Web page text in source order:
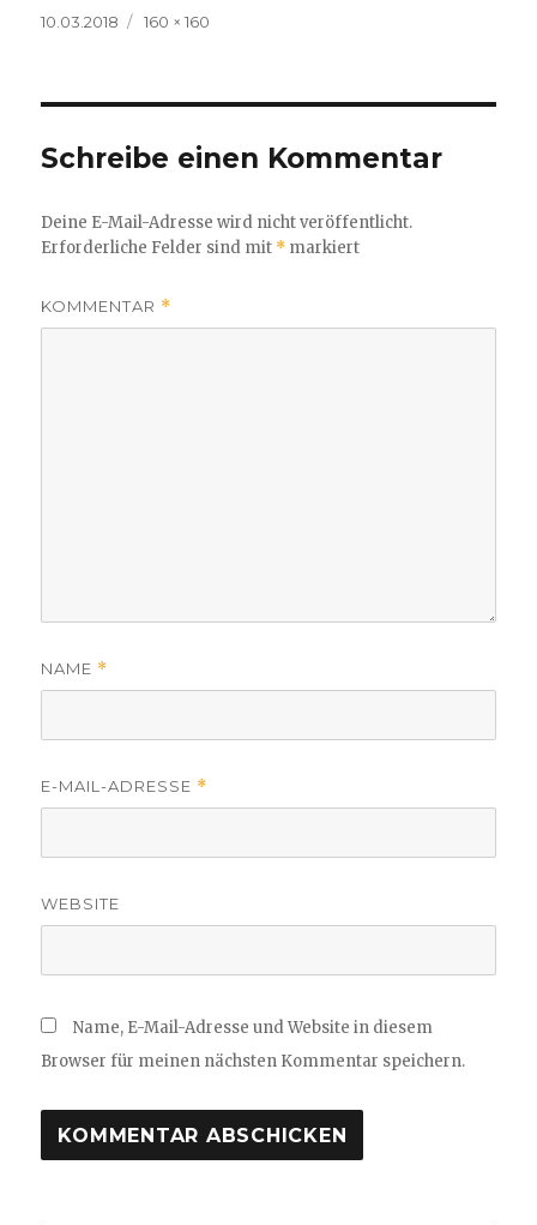
Veröffentlicht
10.03.2018
Volle
160 × 160
Schreibe einen Kommentar
Deine E-Mail-Adresse wird nicht veröffentlicht.
Erforderliche Felder sind mit * markiert
KOMMENTAR *
NAME *
E-MAIL-ADRESSE *
WEBSITE
Name, E-Mail-Adresse und Website in diesem
Browser für meinen nächsten Kommentar speichern.